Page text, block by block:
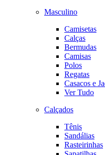
Masculino
Camisetas
Calças
Bermudas
Camisas
Polos
Regatas
Casacos e
Ver Tudo
Calçados
Tênis
Sandálias
Rasteirinhas